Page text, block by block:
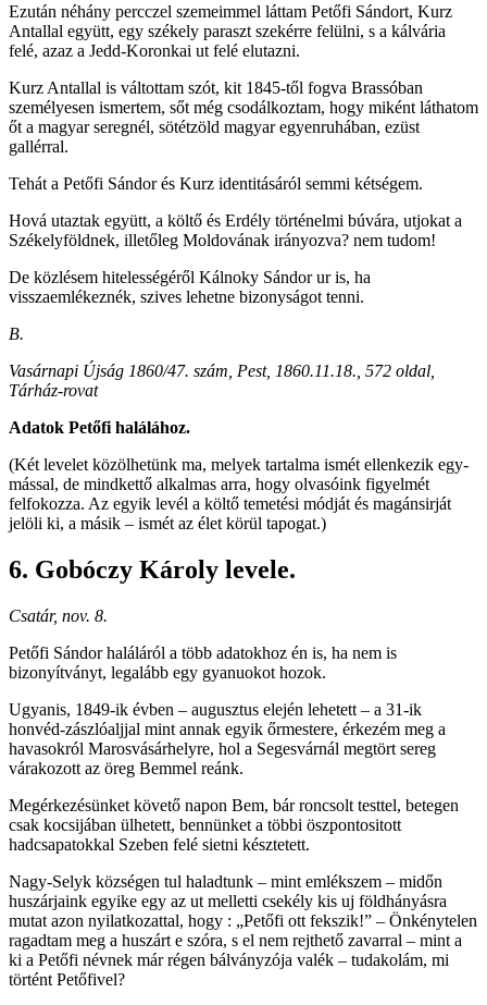
Ezután néhány percczel szemeimmel láttam Petőfi Sándort, Kurz
Antallal együtt, egy székely paraszt szekérre felülni, s a kálvária
felé, azaz a Jedd-Koronkai ut felé elutazni.
Kurz Antallal is váltottam szót, kit 1845-től fogva Brassóban
személyesen ismertem, sőt még csodálkoztam, hogy miként láthatom
őt a magyar seregnél, sötétzöld magyar egyenruhában, ezüst
gallérral.
Tehát a Petőfi Sándor és Kurz identitásáról semmi kétségem.
Hová utaztak együtt, a költő és Erdély történelmi búvára, utjokat a
Székelyföldnek, illetőleg Moldovának irányozva? nem tudom!
De közlésem hitelességéről Kálnoky Sándor ur is, ha
visszaemlékeznék, szives lehetne bizonyságot tenni.
B.
Vasárnapi Újság 1860/47. szám, Pest, 1860.11.18., 572 oldal,
Tárház-rovat
Adatok Petőfi halálához.
(Két levelet közölhetünk ma, melyek tartalma ismét ellenkezik egy-
mással, de mindkettő alkalmas arra, hogy olvasóink figyelmét
felfokozza. Az egyik levél a költő temetési módját és magánsirját
jelöli ki, a másik – ismét az élet körül tapogat.)
6. Gobóczy Károly levele.
Csatár, nov. 8.
Petőfi Sándor haláláról a több adatokhoz én is, ha nem is
bizonyítványt, legalább egy gyanuokot hozok.
Ugyanis, 1849-ik évben – augusztus elején lehetett – a 31-ik
honvéd-zászlóaljjal mint annak egyik őrmestere, érkezém meg a
havasokról Marosvásárhelyre, hol a Segesvárnál megtört sereg
várakozott az öreg Bemmel reánk.
Megérkezésünket követő napon Bem, bár roncsolt testtel, betegen
csak kocsijában ülhetett, bennünket a többi öszpontositott
hadcsapatokkal Szeben felé sietni késztetett.
Nagy-Selyk községen tul haladtunk – mint emlékszem – midőn
huszárjaink egyike egy az ut melletti csekély kis uj földhányásra
mutat azon nyilatkozattal, hogy : „Petőfi ott fekszik!” – Önkénytelen
ragadtam meg a huszárt e szóra, s el nem rejthető zavarral – mint a
ki a Petőfi névnek már régen bálványzója valék – tudakolám, mi
történt Petőfivel?